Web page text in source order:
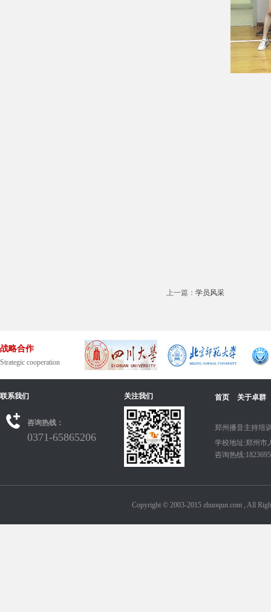
上一篇： 学员风采
战略合作
Strategic cooperation
联系我们
咨询热线：
0371-65865206
关注我们 首页 关于卓群
郑州播音主持培
学校地址:郑州市
咨询热线
Copyright © 2003-2015 zhuoqun.com , All